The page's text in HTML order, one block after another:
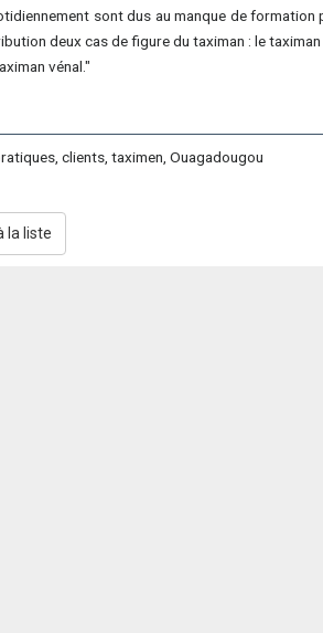
sont dus au manque de
deux cas de figure du taximan : le taximan
vénal."
clients, taximen, Ouagadougou
la liste